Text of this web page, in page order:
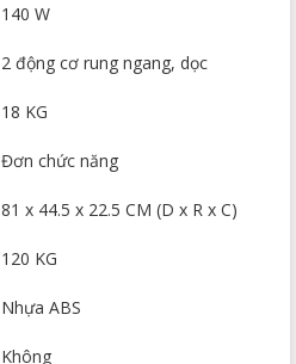
140 W
2 động cơ rung ngang, dọc
18 KG
Đơn chức năng
81 x 44.5 x 22.5 CM (D x R x C)
120 KG
Nhựa ABS
Không